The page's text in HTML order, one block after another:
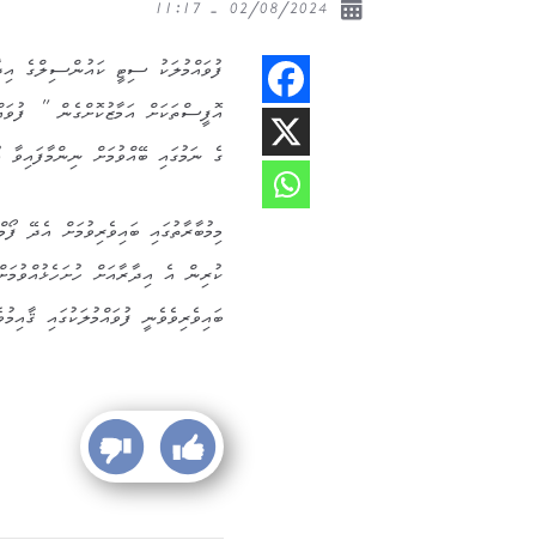
ގެ ނަމުގައި ބޭއްވުމަށް
ކުރިން އެ އިދާރާއަށް
ބައިވެރިވެވެނީ ފުވައްމުލަކުގައި